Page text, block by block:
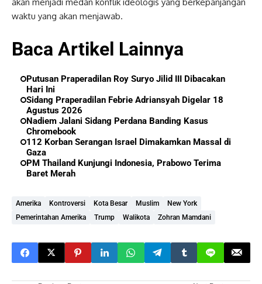
waktu yang akan menjawab.
Baca Artikel Lainnya
Putusan Praperadilan Roy Suryo Jilid III Dibacakan
Hari Ini
Sidang Praperadilan Febrie Adriansyah Digelar 18
Agustus 2026
Nadiem Jalani Sidang Perdana Banding Kasus
Chromebook
112 Korban Serangan Israel Dimakamkan Massal di
Gaza
PM Thailand Kunjungi Indonesia, Prabowo Terima
Baret Merah
Amerika Kontroversi Kota Besar Muslim
New York
Pemerintahan Amerika
Trump Walikota Zohran Mamdani